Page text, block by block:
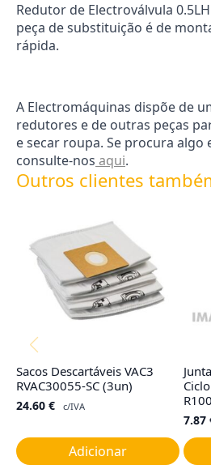
Redutor de Electroválvula
peça de substituição é de
rápida.
A Electromáquinas dispõe de
redutores e de outras peças
e secar roupa. Se procura algo
consulte-nos aqui.
Outros clientes
Sacos Descartáveis VAC3
RVAC30055-SC (3un)
24.60 € c/IVA
Adicionar
7.87